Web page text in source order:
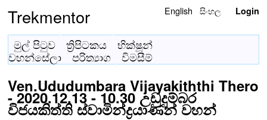
Trekmentor English සිංහල Login
මුල් පිටුව ත්‍රිපිටකය
භික්ෂූන්
වහන්සේලා
පරිත්‍යාග විමසීම්
Ven.Ududumbara Vijayakiththi Thero
- 2020.12.13 - 10.30 උඩුදුම්බර
විජයකිත්ති ස්වාමින්ද්‍රයාණන් වහන්